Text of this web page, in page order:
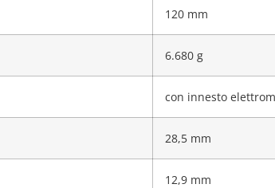
120 mm
6.680 g
con innesto
28,5 mm
12,9 mm